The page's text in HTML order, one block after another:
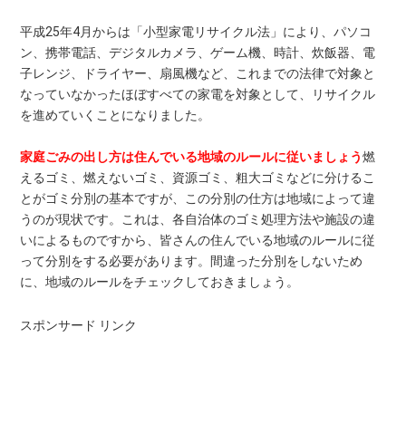
平成25年4月からは「小型家電リサイクル法」により、パソコ
ン、携帯電話、デジタルカメラ、ゲーム機、時計、炊飯器、電
子レンジ、ドライヤー、扇風機など、これまでの法律で対象と
なっていなかったほぼすべての家電を対象として、リサイクル
を進めていくことになりました。
家庭ごみの出し方は住んでいる地域のルールに従いましょう燃
えるゴミ、燃えないゴミ、資源ゴミ、粗大ゴミなどに分けるこ
とがゴミ分別の基本ですが、この分別の仕方は地域によって違
うのが現状です。これは、各自治体のゴミ処理方法や施設の違
いによるものですから、皆さんの住んでいる地域のルールに従
って分別をする必要があります。間違った分別をしないため
に、地域のルールをチェックしておきましょう。
スポンサード リンク